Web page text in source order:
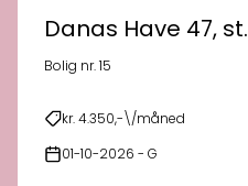
Danas Have 47, st.
Bolig nr. 15
kr. 4.350,-\/måned
01-10-2026 - G